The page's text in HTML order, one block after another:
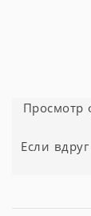
Просмотр
Если